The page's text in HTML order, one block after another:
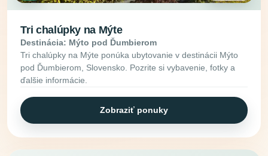
Tri chalúpky na Mýte
Destinácia: Mýto pod Ďumbierom
Tri chalúpky na Mýte ponúka ubytovanie v destinácii Mýto
pod Ďumbierom, Slovensko. Pozrite si vybavenie, fotky a
ďalšie informácie.
Zobraziť ponuky